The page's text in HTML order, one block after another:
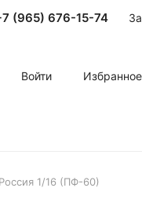
(965) 676-15-74
Войти
Избранное
1/16 (ПФ-60)